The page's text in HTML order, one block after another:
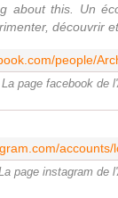
about this. Un
découvrir
La page facebook de
page instagram de